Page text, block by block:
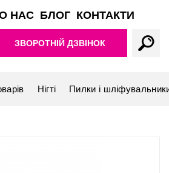
НАС БЛОГ КОНТАКТИ
ЗВОРОТНІЙ ДЗВІНОК
Нігті Пилки і